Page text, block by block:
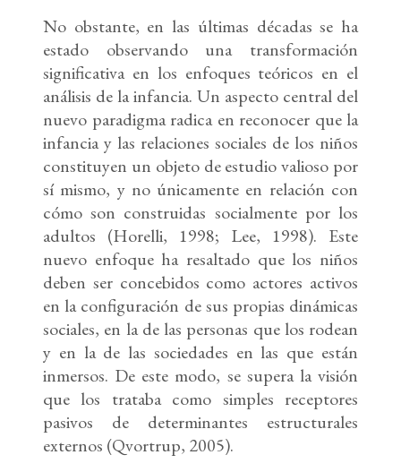
No obstante, en las últimas décadas se ha
estado observando una transformación
significativa en los enfoques teóricos en el
análisis de la infancia. Un aspecto central del
nuevo paradigma radica en reconocer que la
infancia y las relaciones sociales de los niños
constituyen un objeto de estudio valioso por
sí mismo, y no únicamente en relación con
cómo son construidas socialmente por los
adultos (Horelli, 1998; Lee, 1998). Este
nuevo enfoque ha resaltado que los niños
deben ser concebidos como actores activos
en la configuración de sus propias dinámicas
sociales, en la de las personas que los rodean
y en la de las sociedades en las que están
inmersos. De este modo, se supera la visión
que los trataba como simples receptores
pasivos de determinantes estructurales
externos (Qvortrup, 2005).